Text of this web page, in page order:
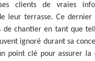
clients de vraies
leur terrasse. Ce
de chantier en tant que
ignoré durant sa
point clé pour assurer la